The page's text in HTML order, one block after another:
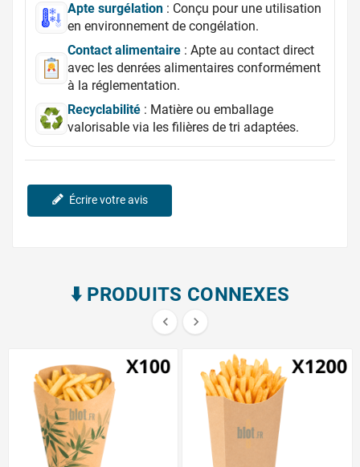
Apte surgélation : Conçu pour une utilisation
en environnement de congélation.
Contact alimentaire : Apte au contact direct
avec les denrées alimentaires conformément
à la réglementation.
Recyclabilité : Matière ou emballage
valorisable via les filières de tri adaptées.
Écrire votre avis
⬇️​ PRODUITS CONNEXES
 